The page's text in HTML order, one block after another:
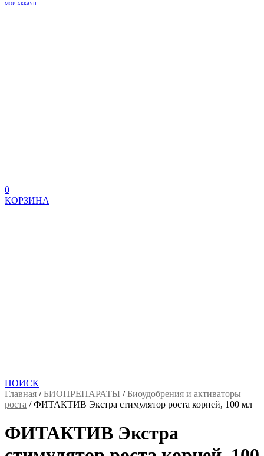
МОЙ АККАУНТ
0
КОРЗИНА
ПОИСК
Главная /БИОПРЕПАРАТЫ /Биоудобрения и активаторы
роста /ФИТАКТИВ Экстра стимулятор роста корней, 100 мл
ФИТАКТИВ Экстра